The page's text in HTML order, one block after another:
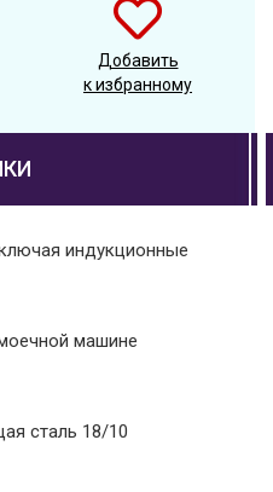
Добавить
к избранному
индукционные
машине
сталь 18/10